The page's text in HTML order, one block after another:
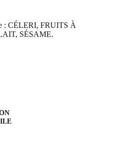
: CÉLERI, FRUITS À
SÉSAME.